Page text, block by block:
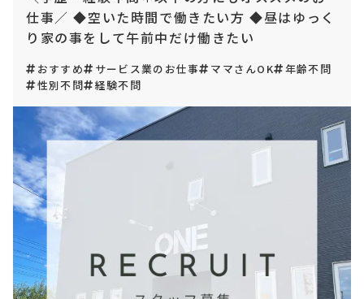
仕事／ ◆空いた時間で働きたい方 ◆昼はゆっく
り家の事をして午前中だけ働きたい
おすすめ サービス業のお仕事 ママさんOK
年齢不問
性別不問
経験不問